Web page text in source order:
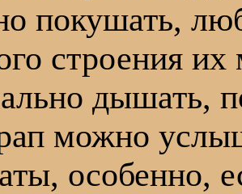
покушать,
строения
дышать,
можно
особенно,